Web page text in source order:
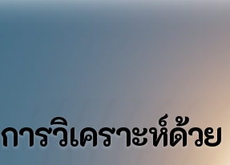
การวิเคราะห์ด้ว